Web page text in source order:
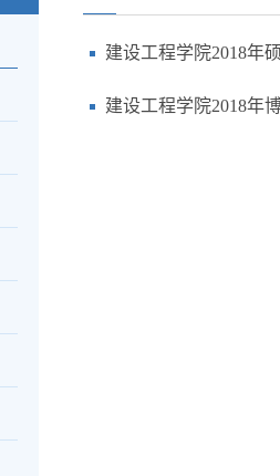
建设工程学院2018年
建设工程学院2018年